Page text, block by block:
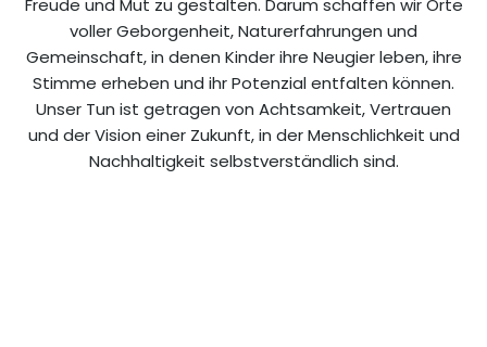
Freude und Mut zu gestalten. Darum schaffen wir Orte
voller Geborgenheit, Naturerfahrungen und
Gemeinschaft, in denen Kinder ihre Neugier leben, ihre
Stimme erheben und ihr Potenzial entfalten können.
Unser Tun ist getragen von Achtsamkeit, Vertrauen
und der Vision einer Zukunft, in der Menschlichkeit und
Nachhaltigkeit selbstverständlich sind.